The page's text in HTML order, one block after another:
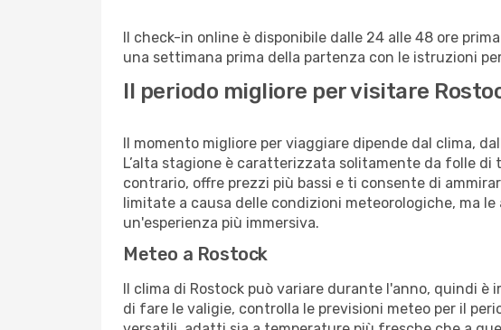
Il check-in online è disponibile dalle 24 alle 48 ore
una settimana prima della partenza con le istruzioni
Il periodo migliore per visitare
Il momento migliore per viaggiare dipende dal clima,
L’alta stagione è caratterizzata solitamente da folle
contrario, offre prezzi più bassi e ti consente di
limitate a causa delle condizioni meteorologiche, ma
un'esperienza più immersiva.
Meteo a Rostock
Il clima di Rostock può variare durante l'anno, quindi
di fare le valigie, controlla le previsioni meteo per il